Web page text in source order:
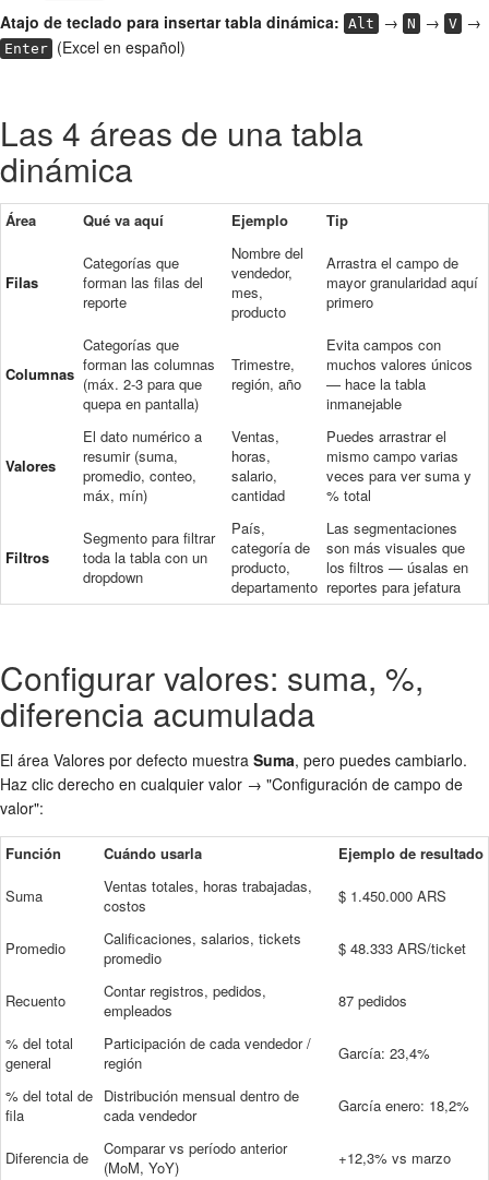
Atajo de teclado para insertar tabla dinámica: Alt → N → V →
Enter (Excel en español)
Las 4 áreas de una tabla
dinámica
Área Qué va aquí Ejemplo Tip
Filas
Categorías que
forman las filas del
reporte
Nombre del
vendedor,
mes,
producto
Arrastra el campo de
mayor granularidad aquí
primero
Columnas
Categorías que
forman las columnas
(máx. 2-3 para que
quepa en pantalla)
Trimestre,
región, año
Evita campos con
muchos valores únicos
— hace la tabla
inmanejable
Valores
El dato numérico a
resumir (suma,
promedio, conteo,
máx, mín)
Ventas,
horas,
salario,
cantidad
Puedes arrastrar el
mismo campo varias
veces para ver suma y
% total
Filtros
Segmento para filtrar
toda la tabla con un
dropdown
País,
categoría de
producto,
departamento
Las segmentaciones
son más visuales que
los filtros — úsalas en
reportes para jefatura
Configurar valores: suma, %,
diferencia acumulada
El área Valores por defecto muestra Suma, pero puedes cambiarlo.
Haz clic derecho en cualquier valor → "Configuración de campo de
valor":
Función Cuándo usarla Ejemplo de resultado
Suma
Ventas totales, horas trabajadas,
costos
$ 1.450.000 ARS
Promedio
Calificaciones, salarios, tickets
promedio
$ 48.333 ARS/ticket
Recuento
Contar registros, pedidos,
empleados
87 pedidos
% del total
general
Participación de cada vendedor /
región
García: 23,4%
% del total de
fila
Distribución mensual dentro de
cada vendedor
García enero: 18,2%
Diferencia de
Comparar vs período anterior
(MoM, YoY)
+12,3% vs marzo